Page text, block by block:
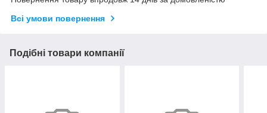
Всі умови повернення
Подібні товари компанії